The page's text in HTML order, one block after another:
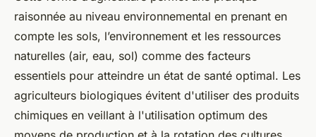
raisonnée au niveau environnemental en prenant en
compte les sols, l’environnement et les ressources
naturelles (air, eau, sol) comme des facteurs
essentiels pour atteindre un état de santé optimal. Les
agriculteurs biologiques évitent d'utiliser des produits
chimiques en veillant à l'utilisation optimum des